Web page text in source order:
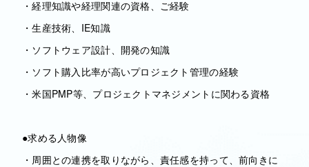
・経理知識や経理関連の資格、ご経験
・生産技術、IE知識
・ソフトウェア設計、開発の知識
・ソフト購入比率が高いプロジェクト管理の経験
・米国PMP等、プロジェクトマネジメントに関わる資格
●求める人物像
・周囲との連携を取りながら、責任感を持って、前向きに